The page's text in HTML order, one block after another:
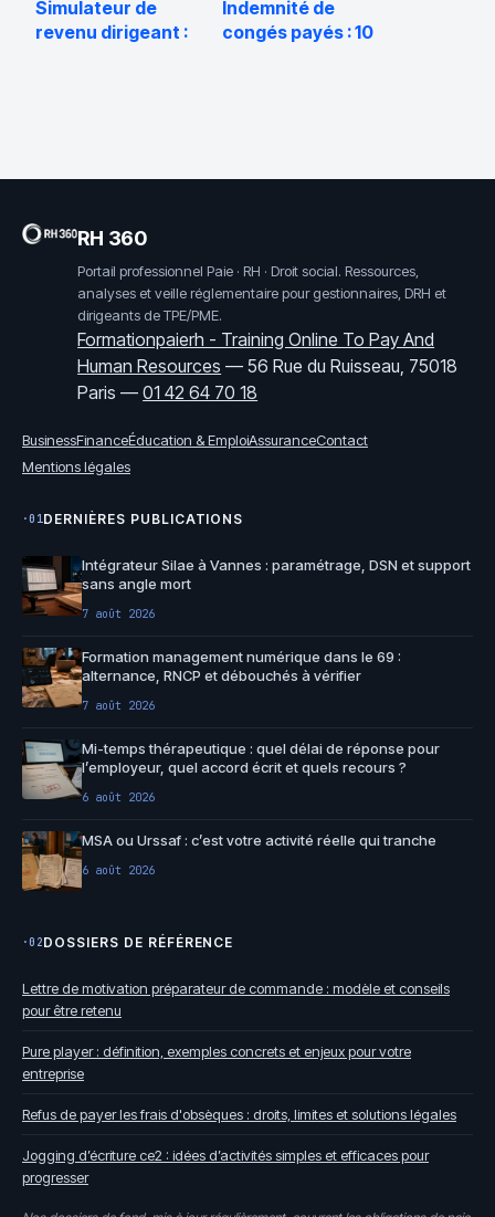
Simulateur de
revenu dirigeant :
Indemnité de
congés payés : 10
RH 360
Portail professionnel Paie · RH · Droit social. Ressources,
analyses et veille réglementaire pour gestionnaires, DRH et
dirigeants de TPE/PME.
Formationpaierh - Training Online To Pay And
Human Resources —56 Rue du Ruisseau, 75018
Paris —01 42 64 70 18
BusinessFinanceÉducation & EmploiAssuranceContact
Mentions légales
·01DERNIÈRES PUBLICATIONS
Intégrateur Silae à Vannes : paramétrage, DSN et support
sans angle mort
7 août 2026
Formation management numérique dans le 69 :
alternance, RNCP et débouchés à vérifier
7 août 2026
Mi-temps thérapeutique : quel délai de réponse pour
l’employeur, quel accord écrit et quels recours ?
6 août 2026
MSA ou Urssaf : c’est votre activité réelle qui tranche
6 août 2026
·02DOSSIERS DE RÉFÉRENCE
Lettre de motivation préparateur de commande : modèle et conseils
pour être retenu
Pure player : définition, exemples concrets et enjeux pour votre
entreprise
Refus de payer les frais d'obsèques : droits, limites et solutions légales
Jogging d’écriture ce2 : idées d’activités simples et efficaces pour
progresser